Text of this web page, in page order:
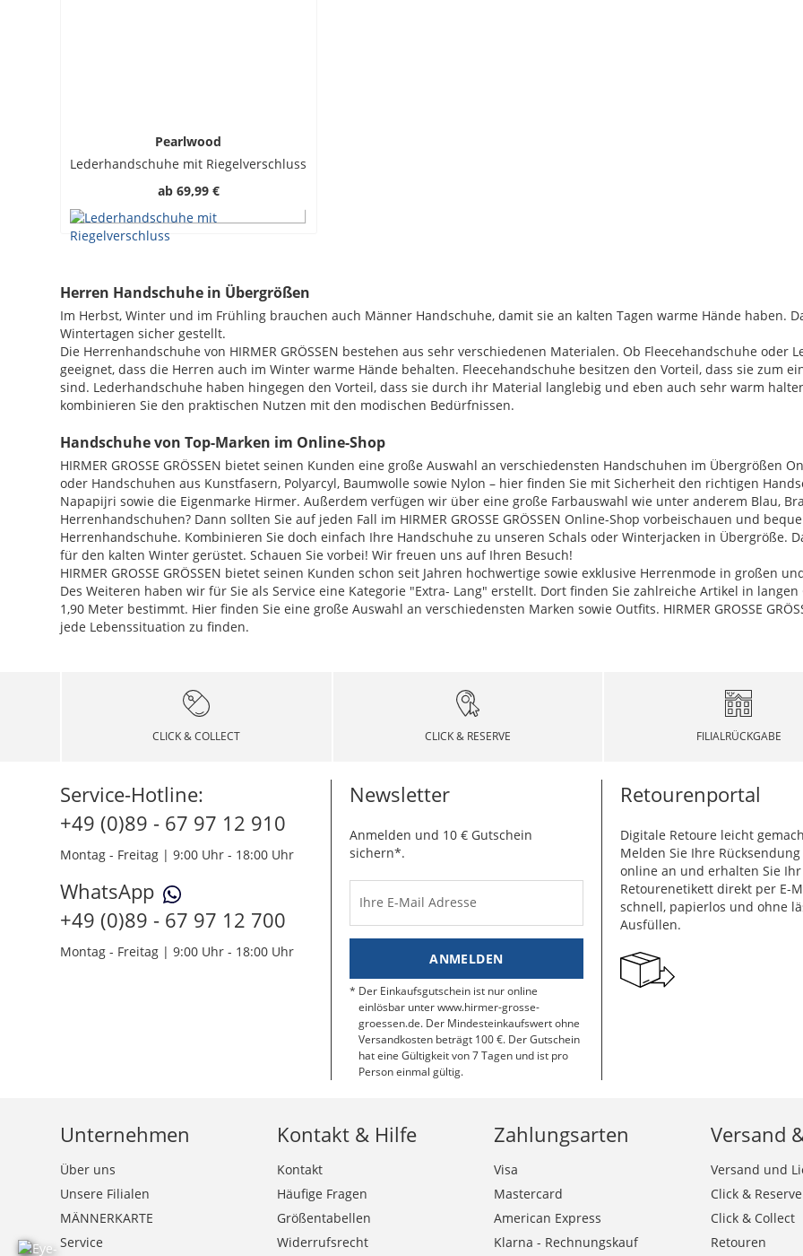
Pearlwood
Lederhandschuhe mit Riegelverschluss
ab 69,99 €
Herren Handschuhe in Übergrößen
Im Herbst, Winter und im Frühling brauchen auch Männer Handschuhe, damit sie an kalten Tagen warme Hände haben.
Wintertagen sicher gestellt.
Die Herrenhandschuhe von HIRMER GRÖSSEN bestehen aus sehr verschiedenen Materialen. Ob Fleecehandschuhe
geeignet, dass die Herren auch im Winter warme Hände behalten. Fleecehandschuhe besitzen den Vorteil, dass sie zum
sind. Lederhandschuhe haben hingegen den Vorteil, dass sie durch ihr Material langlebig und eben auch sehr warm halten.
kombinieren Sie den praktischen Nutzen mit den modischen Bedürfnissen.
Handschuhe von Top-Marken im Online-Shop
HIRMER GROSSE GRÖSSEN bietet seinen Kunden eine große Auswahl an verschiedensten Handschuhen im Übergrößen
oder Handschuhen aus Kunstfasern, Polyarcyl, Baumwolle sowie Nylon – hier finden Sie mit Sicherheit den richtigen
Napapijri sowie die Eigenmarke Hirmer. Außerdem verfügen wir über eine große Farbauswahl wie unter anderem Blau,
Herrenhandschuhen? Dann sollten Sie auf jeden Fall im HIRMER GROSSE GRÖSSEN Online-Shop vorbeischauen und
Herrenhandschuhe. Kombinieren Sie doch einfach Ihre Handschuhe zu unseren Schals oder Winterjacken in Übergröße.
für den kalten Winter gerüstet. Schauen Sie vorbei! Wir freuen uns auf Ihren Besuch!
HIRMER GROSSE GRÖSSEN bietet seinen Kunden schon seit Jahren hochwertige sowie exklusive Herrenmode in großen
Des Weiteren haben wir für Sie als Service eine Kategorie "Extra- Lang" erstellt. Dort finden Sie zahlreiche Artikel in
1,90 Meter bestimmt. Hier finden Sie eine große Auswahl an verschiedensten Marken sowie Outfits. HIRMER GROSSE
jede Lebenssituation zu finden.
CLICK & COLLECT CLICK & RESERVE FILIALRÜCKGABE
Service-Hotline:
+49 (0)89 - 67 97 12 910
Montag - Freitag | 9:00 Uhr - 18:00 Uhr
WhatsApp
+49 (0)89 - 67 97 12 700
Montag - Freitag | 9:00 Uhr - 18:00 Uhr
Newsletter
Anmelden und 10 € Gutschein
sichern*.
Ihre E-Mail Adresse
ANMELDEN
Der Einkaufsgutschein ist nur online
einlösbar unter www.hirmer-grosse-
groessen.de. Der Mindesteinkaufswert ohne
Versandkosten beträgt 100 €. Der Gutschein
hat eine Gültigkeit von 7 Tagen und ist pro
Person einmal gültig.
Retourenportal
Digitale Retoure leicht
Melden Sie Ihre
online an und erhalten Sie Ihr
Retourenetikett direkt per E-
schnell, papierlos und ohne
Ausfüllen.
Unternehmen
Über uns
Unsere Filialen
MÄNNERKARTE
Service
Kontakt & Hilfe
Kontakt
Häufige Fragen
Größentabellen
Widerrufsrecht
Zahlungsarten
Visa
Mastercard
American Express
Klarna - Rechnungskauf
Versand
Versand und
Click & Reserve
Click & Collect
Retouren